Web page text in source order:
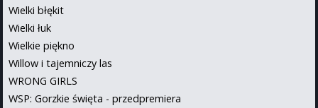
Wielki błękit
Wielki łuk
Wielkie piękno
Willow i tajemniczy las
WRONG GIRLS
WSP: Gorzkie święta - przedpremiera